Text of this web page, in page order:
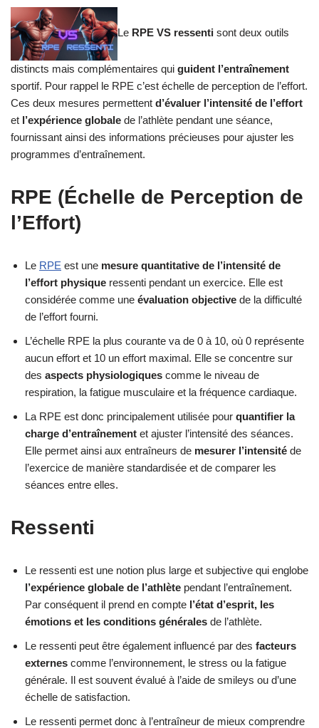
Le RPE VS ressenti sont deux outils
distincts mais complémentaires qui guident l’entraînement
sportif. Pour rappel le RPE c’est échelle de perception de l’effort.
Ces deux mesures permettent d’évaluer l’intensité de l’effort
et l’expérience globale de l’athlète pendant une séance,
fournissant ainsi des informations précieuses pour ajuster les
programmes d’entraînement.
RPE (Échelle de Perception de
l’Effort)
Le RPE est une mesure quantitative de l’intensité de
l’effort physique ressenti pendant un exercice. Elle est
considérée comme une évaluation objective de la difficulté
de l’effort fourni.
L’échelle RPE la plus courante va de 0 à 10, où 0 représente
aucun effort et 10 un effort maximal. Elle se concentre sur
des aspects physiologiques comme le niveau de
respiration, la fatigue musculaire et la fréquence cardiaque.
La RPE est donc principalement utilisée pour quantifier la
charge d’entraînement et ajuster l’intensité des séances.
Elle permet ainsi aux entraîneurs de mesurer l’intensité de
l’exercice de manière standardisée et de comparer les
séances entre elles.
Ressenti
Le ressenti est une notion plus large et subjective qui englobe
l’expérience globale de l’athlète pendant l’entraînement.
Par conséquent il prend en compte l’état d’esprit, les
émotions et les conditions générales de l’athlète.
Le ressenti peut être également influencé par des facteurs
externes comme l’environnement, le stress ou la fatigue
générale. Il est souvent évalué à l’aide de smileys ou d’une
échelle de satisfaction.
Le ressenti permet donc à l’entraîneur de mieux comprendre